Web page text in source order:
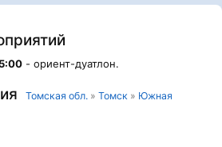
- ориент-дуатлон.
Томская обл. » Томск » Южная